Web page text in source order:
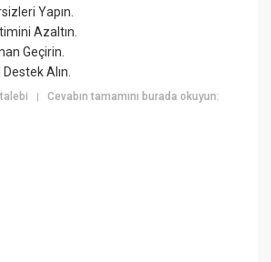
Yapın.
Azaltın.
Geçirin.
Alın.
|Cevabın tamamını burada okuyun: